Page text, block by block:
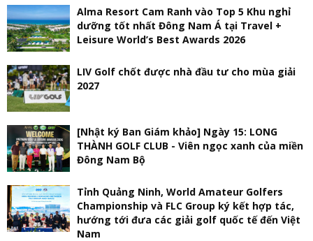
Alma Resort Cam Ranh vào Top 5 Khu nghỉ
dưỡng tốt nhất Đông Nam Á tại Travel +
Leisure World’s Best Awards 2026
LIV Golf chốt được nhà đầu tư cho mùa giải
2027
[Nhật ký Ban Giám khảo] Ngày 15: LONG
THÀNH GOLF CLUB - Viên ngọc xanh của miền
Đông Nam Bộ
Tỉnh Quảng Ninh, World Amateur Golfers
Championship và FLC Group ký kết hợp tác,
hướng tới đưa các giải golf quốc tế đến Việt
Nam